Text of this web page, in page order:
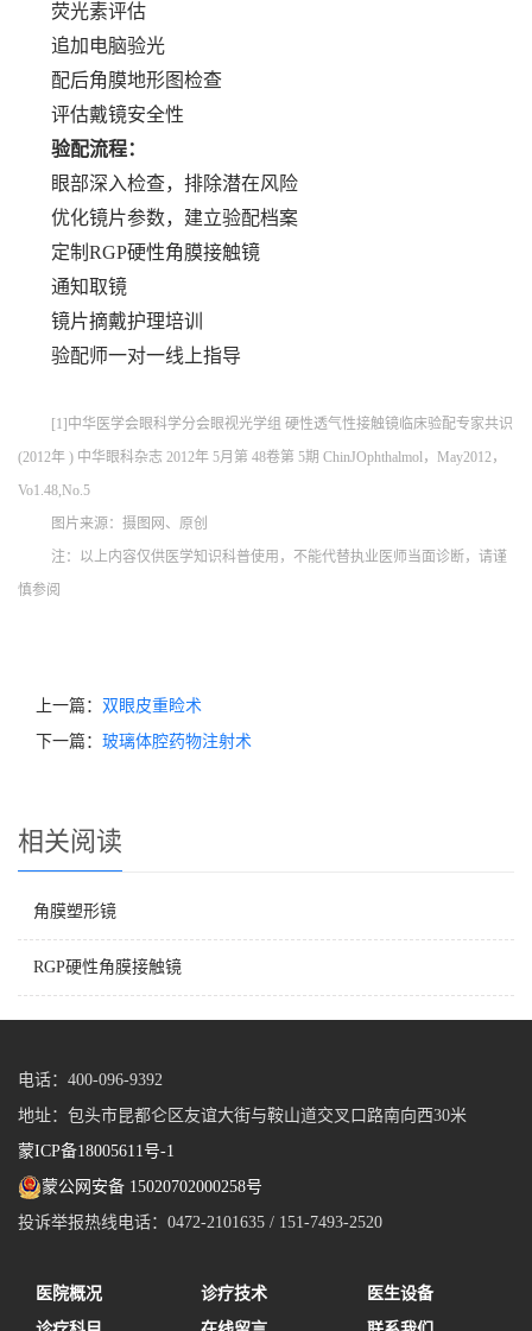
荧光素评估
追加电脑验光
配后角膜地形图检查
评估戴镜安全性
验配流程：
眼部深入检查，排除潜在风险
优化镜片参数，建立验配档案
定制RGP硬性角膜接触镜
通知取镜
镜片摘戴护理培训
验配师一对一线上指导
[1]中华医学会眼科学分会眼视光学组 硬性透气性接触镜临床验配专家共识
(2012年 ) 中华眼科杂志 2012年 5月第 48卷第 5期 ChinJOphthalmol，May2012，
Vo1.48,No.5
图片来源：摄图网、原创
注：以上内容仅供医学知识科普使用，不能代替执业医师当面诊断，请谨
慎参阅
上一篇： 双眼皮重睑术
下一篇： 玻璃体腔药物注射术
相关阅读
角膜塑形镜
RGP硬性角膜接触镜
电话：400-096-9392
地址：包头市昆都仑区友谊大街与鞍山道交叉口路南向西30米
蒙ICP备18005611号-1
蒙公网安备 15020702000258号
投诉举报热线电话：0472-2101635 / 151-7493-2520
医院概况 诊疗技术
医生设备